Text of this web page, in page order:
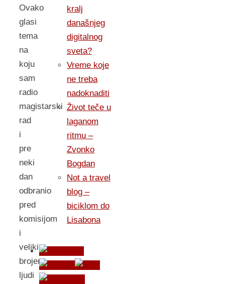
Ovako
glasi
tema
na
koju
sam
radio
magistarski
rad
i
pre
neki
dan
odbranio
pred
komisijom
i
velikim
brojem
ljudi
kralj
današnjeg
digitalnog
sveta?
Vreme koje
ne treba
nadoknaditi
Život teče u
laganom
ritmu –
Zvonko
Bogdan
Not a travel
blog –
biciklom do
Lisabona